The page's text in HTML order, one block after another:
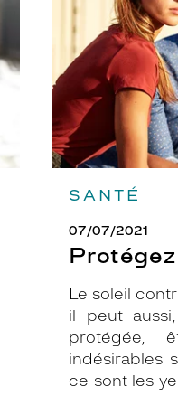
SANTÉ
07/07/2021
Le soleil
il peut
protégée,
indésirables
ce sont les
soleil